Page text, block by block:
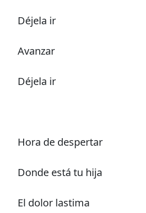
Déjela ir
Avanzar
Déjela ir
Hora de despertar
Donde está tu hija
El dolor lastima